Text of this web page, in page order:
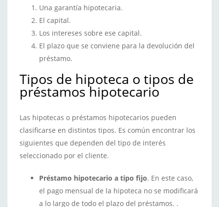
Una garantía hipotecaria.
El capital.
Los intereses sobre ese capital.
El plazo que se conviene para la devolución del
préstamo.
Tipos de hipoteca o tipos de
préstamos hipotecario
Las hipotecas o préstamos hipotecarios pueden
clasificarse en distintos tipos. Es común encontrar los
siguientes que dependen del tipo de interés
seleccionado por el cliente.
Préstamo hipotecario a tipo fijo. En este caso,
el pago mensual de la hipoteca no se modificará
a lo largo de todo el plazo del préstamos. .